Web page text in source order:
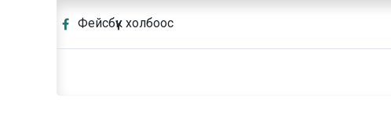
Фейсбүүк холбоос